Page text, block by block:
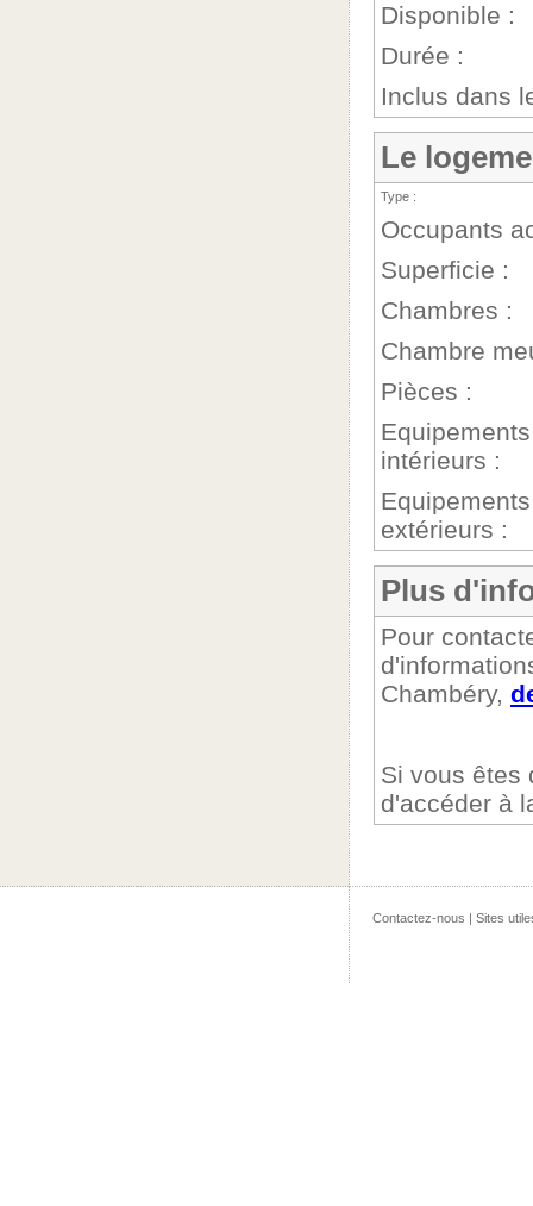
Disponible :
Durée :
Inclus dans
Le
Type :
Occupants
Superficie :
Chambres :
Chambre
Pièces :
Equipements
intérieurs :
Equipements
extérieurs :
Plus
Pour
Chambéry,
Si vous êtes
d'accéder à
Contactez-nous | Sites